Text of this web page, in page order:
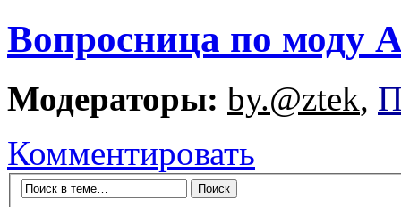
Вопросница по моду
Модераторы: by.@ztek,
Комментировать